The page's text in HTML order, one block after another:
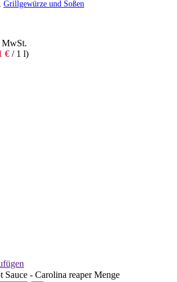
Grillgewürze und Soßen
MwSt.
€ / 1 l)
Sauce - Carolina reaper Menge